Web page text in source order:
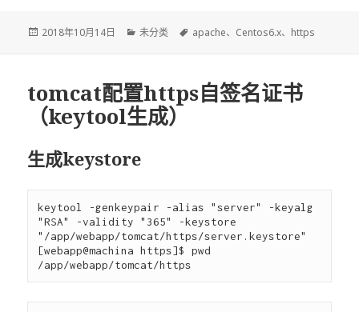
发
2018年10月14日
分
未分类
标
apache、 Centos6.x、 https
tomcat配置https自签名证书
（keytool生成）
生成keystore
keytool -genkeypair -alias "server" -keyalg
"RSA" -validity "365" -keystore
"/app/webapp/tomcat/https/server.keystore"
[webapp@machina https]$ pwd